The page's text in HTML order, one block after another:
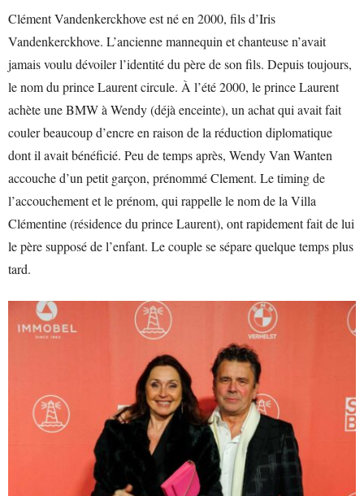
Clément Vandenkerckhove est né en 2000, fils d’Iris
Vandenkerckhove. L’ancienne mannequin et chanteuse n’avait
jamais voulu dévoiler l’identité du père de son fils. Depuis toujours,
le nom du prince Laurent circule. À l’été 2000, le prince Laurent
achète une BMW à Wendy (déjà enceinte), un achat qui avait fait
couler beaucoup d’encre en raison de la réduction diplomatique
dont il avait bénéficié. Peu de temps après, Wendy Van Wanten
accouche d’un petit garçon, prénommé Clement. Le timing de
l’accouchement et le prénom, qui rappelle le nom de la Villa
Clémentine (résidence du prince Laurent), ont rapidement fait de lui
le père supposé de l’enfant. Le couple se sépare quelque temps plus
tard.